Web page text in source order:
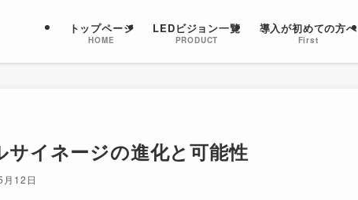
トップページ
HOME
LEDビジョン一覧
PRODUCT
導入が初めての方へ
First
イネージの進化と可能性
12日